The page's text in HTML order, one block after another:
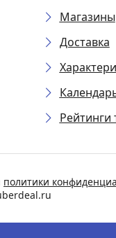
Магазины
Доставка
Рейтинги
политики